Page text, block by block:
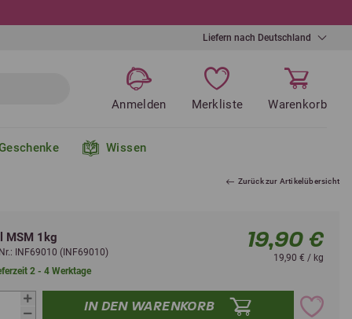
Liefern nach Deutschland
Anmelden Merkliste Warenkorb
Wissen
Zurück zur Artikelübersicht
MSM 1kg
INF69010 (INF69010)
2 - 4 Werktage
19,90 €
19,90 € / kg
IN DEN WARENKORB